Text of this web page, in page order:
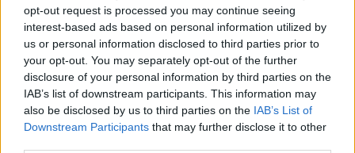
opt-out request is processed you may continue seeing
interest-based ads based on personal information utilized by
us or personal information disclosed to third parties prior to
your opt-out. You may separately opt-out of the further
disclosure of your personal information by third parties on the
IAB’s list of downstream participants. This information may
also be disclosed by us to third parties on the IAB’s List of
Downstream Participants that may further disclose it to other
Ricevi le nostre ultime news
daGoogle News
Condividi l'articolo